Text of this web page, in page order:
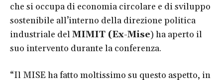
che si occupa di economia circolare e di sviluppo
sostenibile all’interno della direzione politica
industriale delMIMIT (Ex-Mise) ha aperto il
suo intervento durante la conferenza.
“Il MISE ha fatto moltissimo su questo aspetto, in